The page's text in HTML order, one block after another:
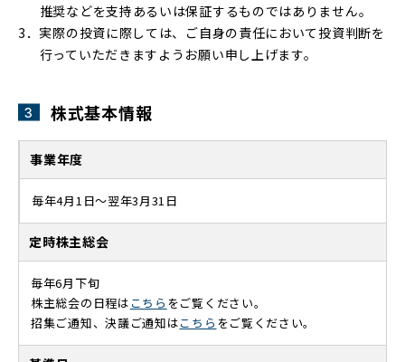
推奨などを支持あるいは保証するものではありません。
実際の投資に際しては、ご自身の責任において投資判断を
行っていただきますようお願い申し上げます。
株式基本情報
事業年度
毎年4月1日～翌年3月31日
定時株主総会
毎年6月下旬
株主総会の日程は こちら をご覧ください。
招集ご通知、決議ご通知はこちら をご覧ください。